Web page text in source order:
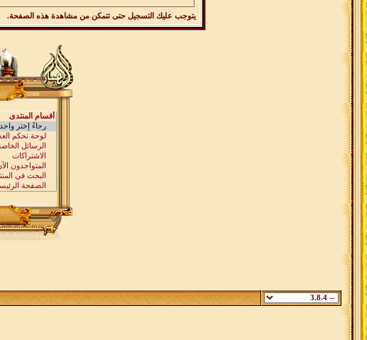
يتوجب عليك التسجيل حتى تتمكن من مشاهدة هذه الصفحة.